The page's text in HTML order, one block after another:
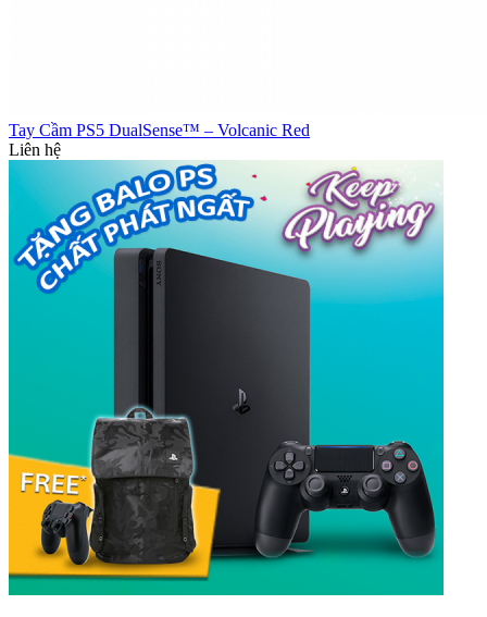
Tay Cầm PS5 DualSense™ – Volcanic Red
Liên hệ